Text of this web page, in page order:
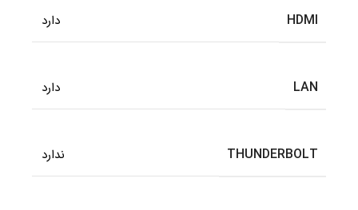
HDMI دارد
LAN دارد
THUNDERBOLT ندارد